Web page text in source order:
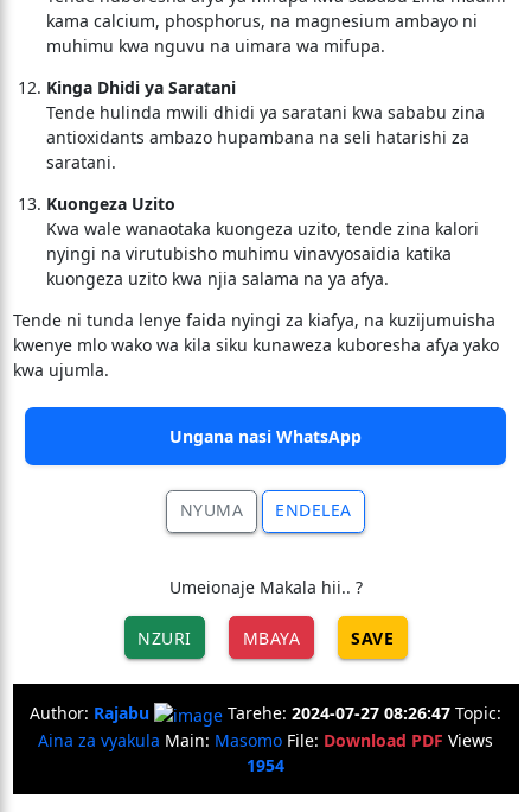
kama calcium, phosphorus, na magnesium ambayo ni
muhimu kwa nguvu na uimara wa mifupa.
Kinga Dhidi ya Saratani
Tende hulinda mwili dhidi ya saratani kwa sababu zina
antioxidants ambazo hupambana na seli hatarishi za
saratani.
Kuongeza Uzito
Kwa wale wanaotaka kuongeza uzito, tende zina kalori
nyingi na virutubisho muhimu vinavyosaidia katika
kuongeza uzito kwa njia salama na ya afya.
Tende ni tunda lenye faida nyingi za kiafya, na kuzijumuisha
kwenye mlo wako wa kila siku kunaweza kuboresha afya yako
kwa ujumla.
Ungana nasi WhatsApp
NYUMA ENDELEA
Umeionaje Makala hii.. ?
NZURI MBAYA SAVE
Author: Rajabu Tarehe: 2024-07-27 08:26:47 Topic:
Aina za vyakula Main: Masomo File: Download PDF Views
1954